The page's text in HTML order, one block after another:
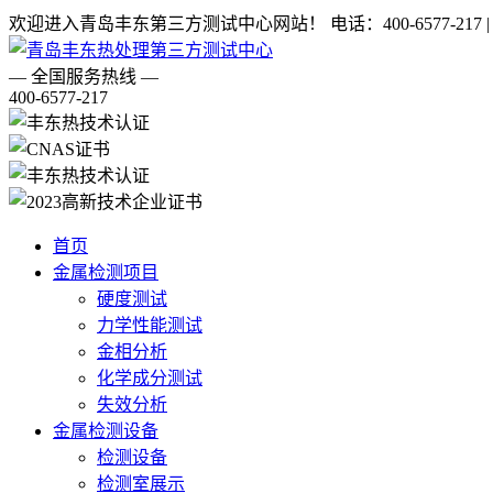
欢迎进入青岛丰东第三方测试中心网站！ 电话：400-6577-217 |
— 全国服务热线 —
400-6577-217
首页
金属检测项目
硬度测试
力学性能测试
金相分析
化学成分测试
失效分析
金属检测设备
检测设备
检测室展示